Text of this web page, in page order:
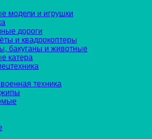
модели и игрушки
дороги
и квадрокоптеры
бакуганы и животные
катера
техника